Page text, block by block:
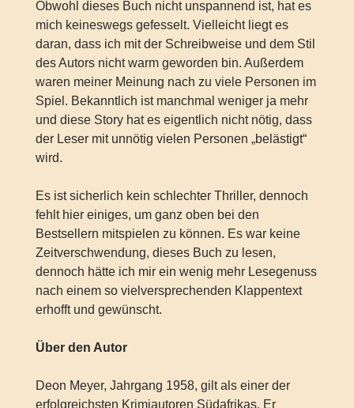
Obwohl dieses Buch nicht unspannend ist, hat es
mich keineswegs gefesselt. Vielleicht liegt es
daran, dass ich mit der Schreibweise und dem Stil
des Autors nicht warm geworden bin. Außerdem
waren meiner Meinung nach zu viele Personen im
Spiel. Bekanntlich ist manchmal weniger ja mehr
und diese Story hat es eigentlich nicht nötig, dass
der Leser mit unnötig vielen Personen „belästigt“
wird.
Es ist sicherlich kein schlechter Thriller, dennoch
fehlt hier einiges, um ganz oben bei den
Bestsellern mitspielen zu können. Es war keine
Zeitverschwendung, dieses Buch zu lesen,
dennoch hätte ich mir ein wenig mehr Lesegenuss
nach einem so vielversprechenden Klappentext
erhofft und gewünscht.
Über den Autor
Deon Meyer, Jahrgang 1958, gilt als einer der
erfolgreichsten Krimiautoren Südafrikas. Er